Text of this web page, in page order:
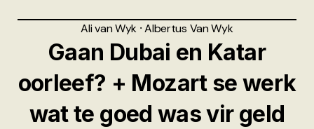
Ali van Wyk ⸱Albertus Van Wyk
Gaan Dubai en Katar
oorleef? + Mozart se werk
wat te goed was vir geld